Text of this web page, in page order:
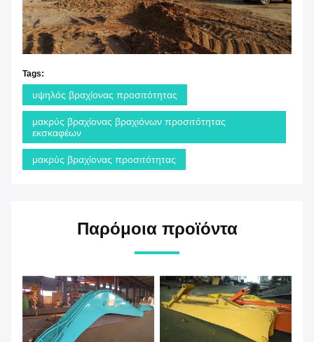
Tags:
υψηλός βραχίονας προσιτότητας
μακρύς βραχίονας βραχιόνων προσιτότητας
εκσκαφέων
μακρύς βραχίονας προσιτότητας
Παρόμοια προϊόντα